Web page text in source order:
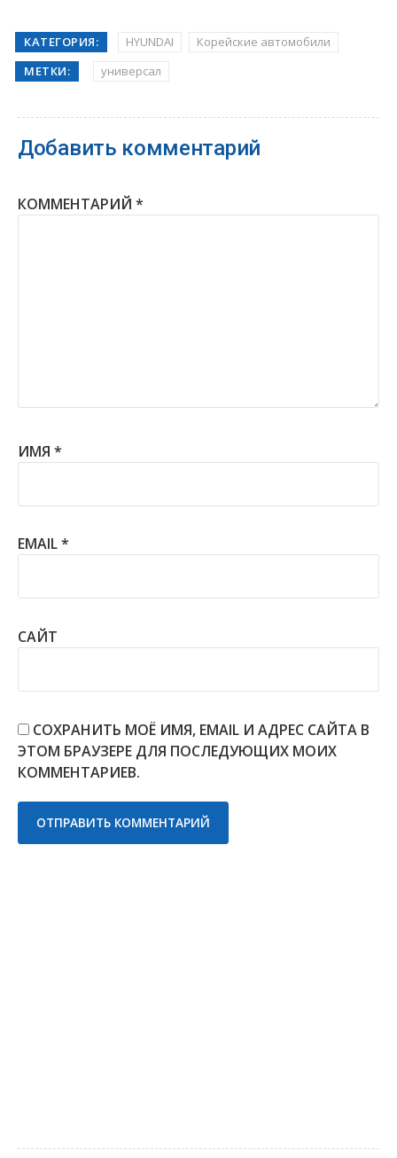
КАТЕГОРИЯ: HYUNDAI
Корейские автомобили
МЕТКИ:
универсал
Добавить комментарий
КОММЕНТАРИЙ *
ИМЯ *
EMAIL*
САЙТ
СОХРАНИТЬ МОЁ ИМЯ, EMAIL И АДРЕС САЙТА В
ЭТОМ БРАУЗЕРЕ ДЛЯ ПОСЛЕДУЮЩИХ МОИХ
КОММЕНТАРИЕВ.